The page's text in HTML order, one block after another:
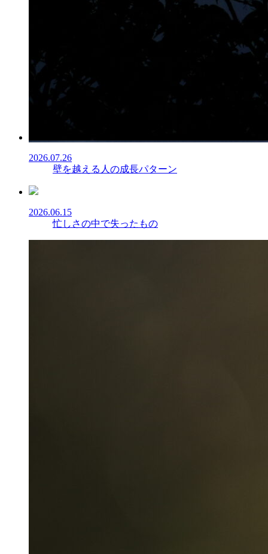
2026.07.26
壁を越える人の成長パターン
2026.06.15
忙しさの中で失ったもの